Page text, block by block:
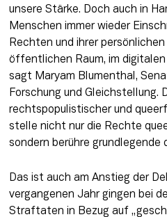
unsere Stärke. Doch auch in
Menschen immer wieder
Rechten und ihrer
öffentlichen Raum, im digitalen
sagt Maryam Blumenthal,
Forschung und Gleichstellung.
rechtspopulistischer und
stelle nicht nur die Rechte
sondern berühre grundlegende
Das ist auch am Anstieg der
vergangenen Jahr gingen bei
Straftaten in Bezug auf